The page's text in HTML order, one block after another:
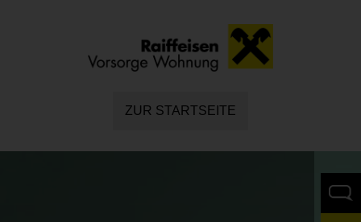
ZUR STARTSEITE